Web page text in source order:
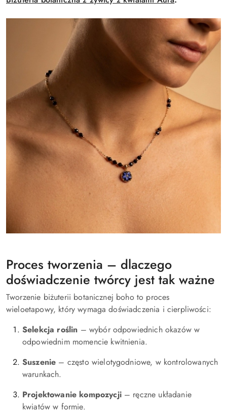
Proces tworzenia – dlaczego
doświadczenie twórcy jest tak ważne
Tworzenie biżuterii botanicznej boho to proces
wieloetapowy, który wymaga doświadczenia i cierpliwości:
Selekcja roślin – wybór odpowiednich okazów w
odpowiednim momencie kwitnienia.
Suszenie – często wielotygodniowe, w kontrolowanych
warunkach.
Projektowanie kompozycji– ręczne układanie
kwiatów w formie.